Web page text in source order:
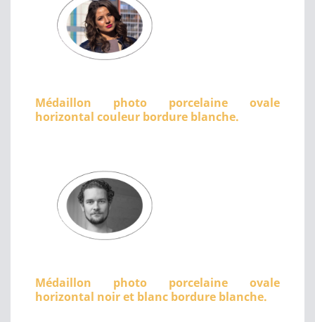
Médaillon photo porcelaine ovale
horizontal couleur bordure blanche.
Médaillon photo porcelaine ovale
horizontal noir et blanc bordure blanche.